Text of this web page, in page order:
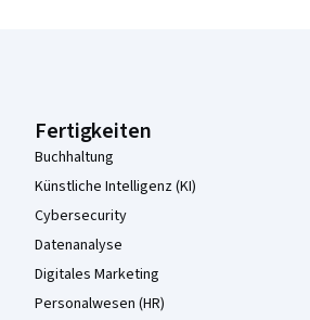
Fertigkeiten
Buchhaltung
Künstliche Intelligenz (KI)
Cybersecurity
Datenanalyse
Digitales Marketing
Personalwesen (HR)